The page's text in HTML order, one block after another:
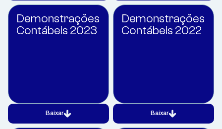
Demonstrações
Contábeis 2023
Baixar
Demonstrações
Contábeis 2022
Baixar